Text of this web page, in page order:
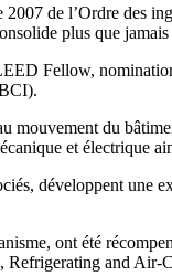
de l’Ordre des
plus que
Fellow,
mouvement du
et électrique
développent une
ont été
and Air-